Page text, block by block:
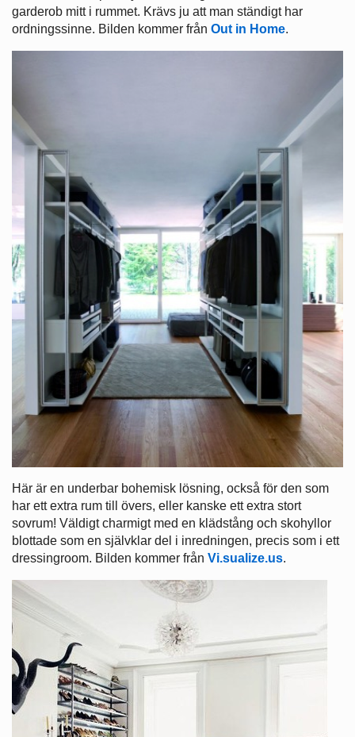
garderob mitt i rummet. Krävs ju att man ständigt har
ordningssinne. Bilden kommer från Out in Home.
Här är en underbar bohemisk lösning, också för den som
har ett extra rum till övers, eller kanske ett extra stort
sovrum! Väldigt charmigt med en klädstång och skohyllor
blottade som en självklar del i inredningen, precis som i ett
dressingroom. Bilden kommer från Vi.sualize.us.